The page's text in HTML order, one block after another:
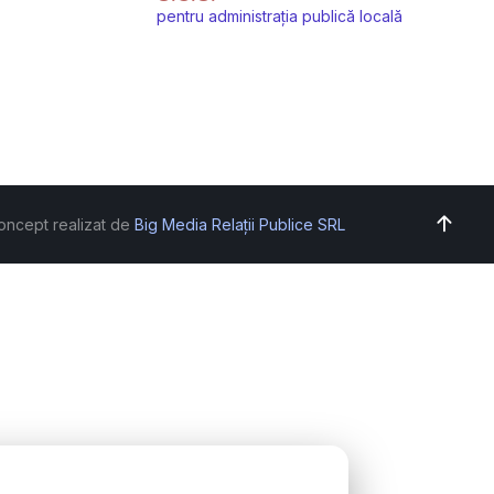
pentru administrația publică locală
realizat de Big Media Relații Publice SRL